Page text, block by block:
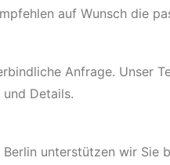
auf Wunsch die
Anfrage. Unser
Details.
unterstützen wir Sie